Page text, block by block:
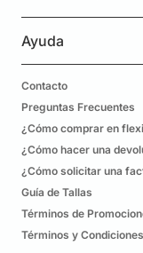
Ayuda
Contacto
Preguntas Frecuentes
¿Cómo comprar en
¿Cómo hacer una
¿Cómo solicitar una
Guía de Tallas
Términos de
Términos y Condiciones